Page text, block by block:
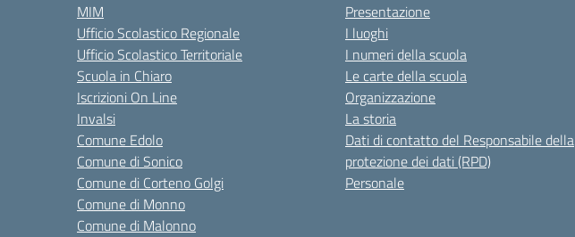
MIM
Ufficio Scolastico Regionale
Ufficio Scolastico Territoriale
Scuola in Chiaro
Iscrizioni On Line
Invalsi
Comune Edolo
Comune di Sonico
Comune di Corteno Golgi
Comune di Monno
Comune di Malonno
Presentazione
I luoghi
I numeri della scuola
Le carte della scuola
Organizzazione
La storia
Dati di contatto del Responsabile della
protezione dei dati (RPD)
Personale